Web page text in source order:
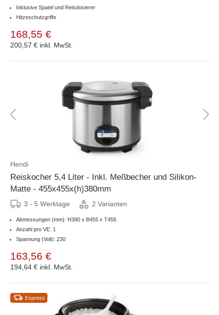
Inklusive Spatel und Reisdosierer
Hitzeschutzgriffe
168,55 €
200,57 € inkl. MwSt.
Hendi
Reiskocher 5,4 Liter - Inkl. Meßbecher und Silikon-
Matte - 455x455x(h)380mm
3 - 5 Werktage 2 Varianten
Abmessungen (mm): H380 x B455 x T455
Anzahl pro VE: 1
Spannung (Volt): 230
163,56 €
194,64 € inkl. MwSt.
Express